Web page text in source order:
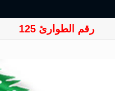
رقم الطوارئ 125